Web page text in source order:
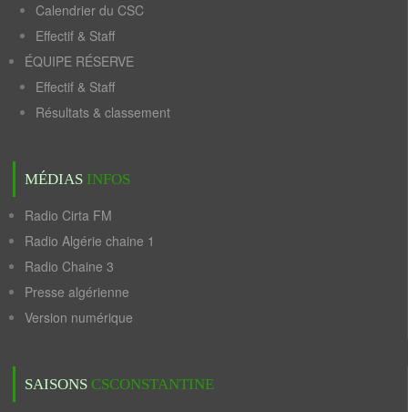
Calendrier du CSC
Effectif & Staff
ÉQUIPE RÉSERVE
Effectif & Staff
Résultats & classement
MÉDIAS INFOS
Radio Cirta FM
Radio Algérie chaine 1
Radio Chaine 3
Presse algérienne
Version numérique
SAISONS CSCONSTANTINE